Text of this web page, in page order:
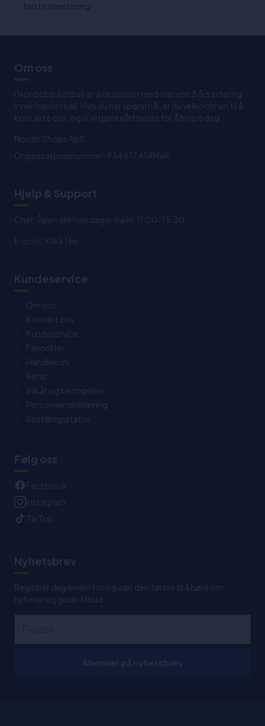
beste investering!
Om oss
I Nordicbasketball er vi eksperter med mer enn 8 års erfaring
innen basketball. Hvis du har spørsmål, er du velkommen til å
kontakte oss, og vi vil gjøre vårt beste for å hjelpe deg
Nordic Shops ApS
Organisasjonsnummer: 934 617 614MVA
Hjelp & Support
Chat: Åpen alle hverdager fra kl. 11:00-15:30.
E-post: Klikk Her
Kundeservice
Om oss
Kontakt oss
Kundeservice
Favoritter
Handlekurv
Retur
Vilkår og betingelser
Personvernerklæring
Bestillingsstatus
Følg oss
Facebook
Instagram
TikTok
Nyhetsbrev
Registrer deg nedenfor og vær den første til å høre om
nyheter og gode tilbud